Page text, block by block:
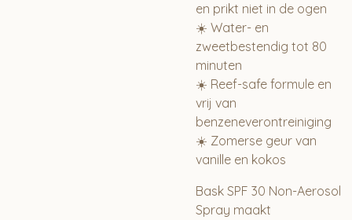
en prikt niet in de ogen
☀️ Water- en
zweetbestendig tot 80
minuten
☀️ Reef-safe formule en
vrij van
benzeneverontreiniging
☀️ Zomerse geur van
vanille en kokos
Bask SPF 30 Non-Aerosol
Spray maakt